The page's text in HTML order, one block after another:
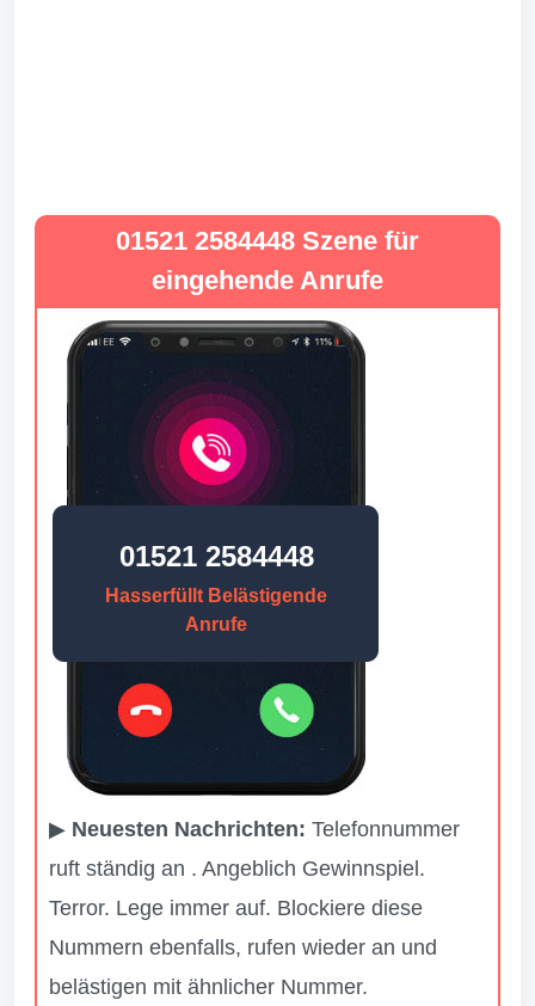
01521 2584448 Szene für
eingehende Anrufe
01521 2584448
Hasserfüllt Belästigende
Anrufe
▶ Neuesten Nachrichten: Telefonnummer
ruft ständig an . Angeblich Gewinnspiel.
Terror. Lege immer auf. Blockiere diese
Nummern ebenfalls, rufen wieder an und
belästigen mit ähnlicher Nummer.